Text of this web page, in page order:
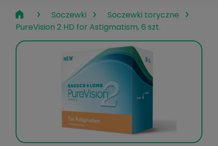
› Soczewki › Soczewki toryczne ›
PureVision 2 HD for Astigmatism, 6 szt.